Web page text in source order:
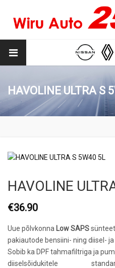
HAVOLINE ULTRA S
HAVOLINE
€36.90
Uue põlvkonna Low SAPS
pakiautode bensiini- ning diisel-
Sobib ka DPF tahmafiltriga ja
diiselsõidukitele standardid :